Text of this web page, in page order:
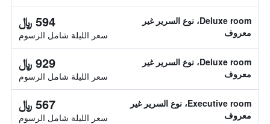
Deluxe room، نوع السرير غير
معروف
594 ﷼
سعر الليلة شامل الرسوم
Deluxe room، نوع السرير غير
معروف
929 ﷼
سعر الليلة شامل الرسوم
Executive room، نوع السرير غير
معروف
567 ﷼
سعر الليلة شامل الرسوم